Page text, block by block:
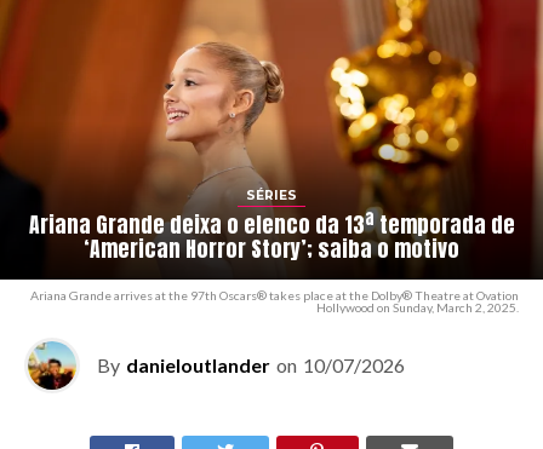
SÉRIES
Ariana Grande deixa o elenco da 13ª temporada de
‘American Horror Story’; saiba o motivo
Ariana Grande arrives at the 97th Oscars® takes place at the Dolby® Theatre at Ovation
Hollywood on Sunday, March 2, 2025.
By danieloutlander on 10/07/2026